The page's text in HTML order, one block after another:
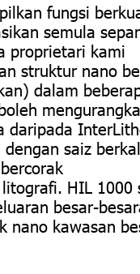
fungsi
semula
proprietari kami
struktur nano
dalam
saiz
HIL
besar-
kawasan